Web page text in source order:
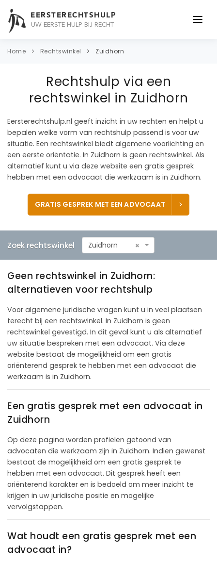
EERSTERECHTSHULP
UW EERSTE HULP BIJ RECHT
ONDERWERPEN
ADVOCAAT
CONTACT
Home Rechtswinkel Zuidhorn
Rechtshulp via een
rechtswinkel in Zuidhorn
Eersterechtshulp.nl geeft inzicht in uw rechten en helpt u
bepalen welke vorm van rechtshulp passend is voor uw
situatie. Een rechtswinkel biedt algemene voorlichting en
een eerste oriëntatie. In Zuidhorn is geen rechtswinkel. Als
alternatief kunt u via deze website een gratis gesprek
hebben met een advocaat die werkzaam is in Zuidhorn.
GRATIS GESPREK MET EEN ADVOCAAT
Zoek rechtswinkel ×
Zuidhorn
Geen rechtswinkel in Zuidhorn:
alternatieven voor rechtshulp
Voor algemene juridische vragen kunt u in veel plaatsen
terecht bij een rechtswinkel. In Zuidhorn is geen
rechtswinkel gevestigd. In dit geval kunt u als alternatief
uw situatie bespreken met een advocaat. Via deze
website bestaat de mogelijkheid om een gratis
oriënterend gesprek te hebben met een advocaat die
werkzaam is in Zuidhorn.
Een gratis gesprek met een advocaat in
Zuidhorn
Op deze pagina worden profielen getoond van
advocaten die werkzaam zijn in Zuidhorn. Indien gewenst
bestaat de mogelijkheid om een gratis gesprek te
hebben met een advocaat. Dit gesprek heeft een
oriënterend karakter en is bedoeld om meer inzicht te
krijgen in uw juridische positie en mogelijke
vervolgstappen.
Wat houdt een gratis gesprek met een
advocaat in?